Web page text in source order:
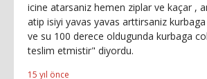
icine atarsaniz hemen ziplar ve kaçar ,
atip isiyi yavas yavas arttirsaniz
ve su 100 derece oldugunda kurbaga
teslim etmistir" diyordu.
15 yıl önce